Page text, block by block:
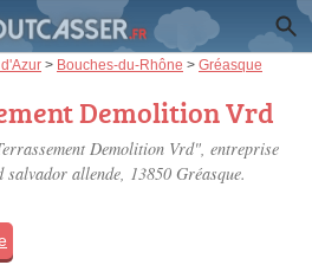
> Bouches-du-Rhône > Gréasque
Demolition Vrd
Demolition Vrd", entreprise
salvador allende, 13850 Gréasque.